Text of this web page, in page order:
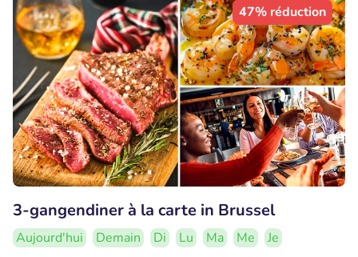
47% réduction
3-gangendiner à la carte in Brussel
Aujourd'hui Demain Di Lu Ma Me
Je